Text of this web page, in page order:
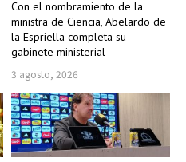
Con el nombramiento de la
ministra de Ciencia, Abelardo de
la Espriella completa su
gabinete ministerial
3 agosto, 2026